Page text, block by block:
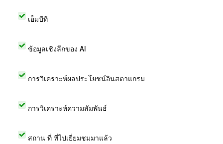
เอ็มบีที
ข้อมูลเชิงลึกของ AI
การวิเคราะห์ผลประโยชน์อินสตาแกรม
การวิเคราะห์ความสัมพันธ์
สถาน ที่ ที่ไปเยี่ยมชมมาแล้ว